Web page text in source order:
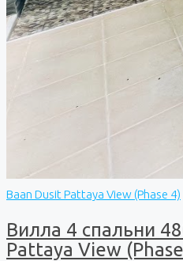
Baan Dusit Pattaya View (Phase 4)
Вилла 4 спальни
Pattaya View